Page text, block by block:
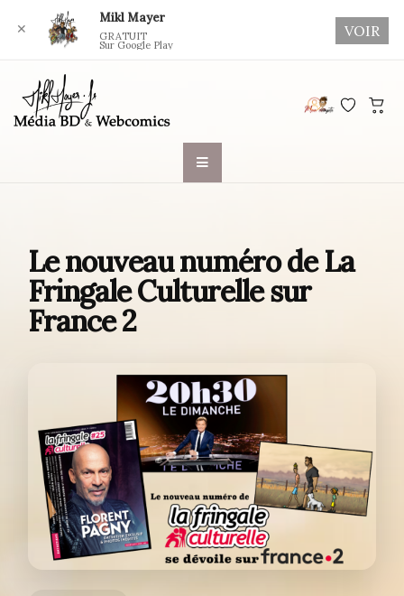
Le nouveau numéro de La
Fringale Culturelle sur
France 2
✕
Mikl Mayer
GRATUIT
Sur Google Play
VOIR